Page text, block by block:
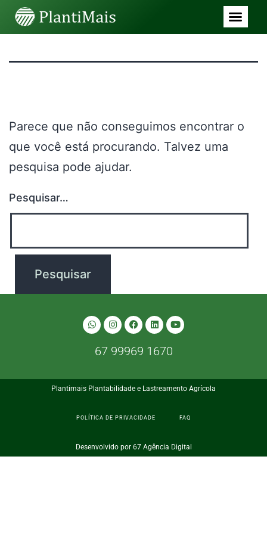
Parece que não conseguimos encontrar o
que você está procurando. Talvez uma
pesquisa pode ajudar.
Pesquisar…
67 99969 1670
Plantimais Plantabilidade e Lastreamento Agrícola
POLÍTICA DE PRIVACIDADE FAQ
Desenvolvido por 67 Agência Digital